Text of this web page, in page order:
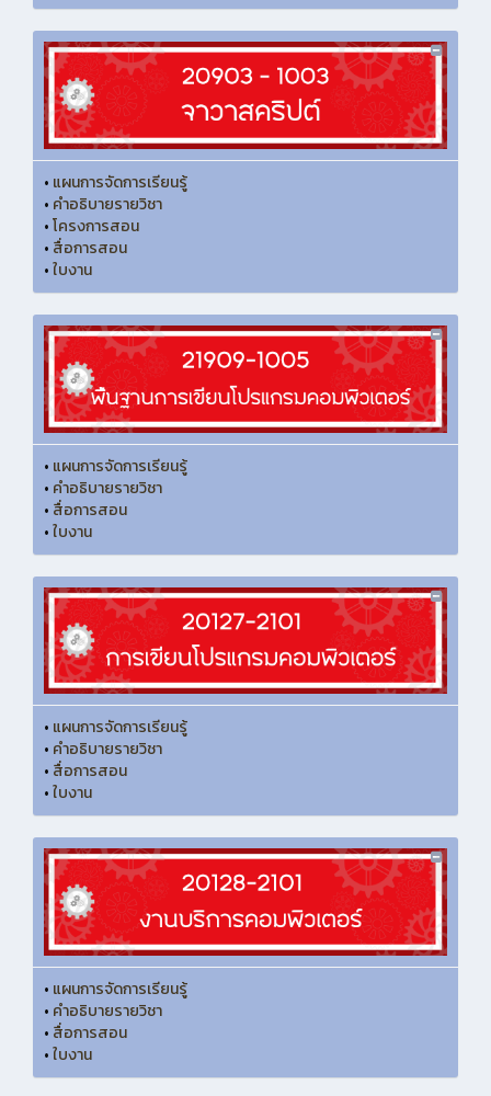
• แผนการจัดการเรียนรู้
• คำอธิบายรายวิชา
•โครงการสอน
• สื่อการสอน
•ใบงาน
• แผนการจัดการเรียนรู้
• คำอธิบายรายวิชา
• สื่อการสอน
•ใบงาน
• แผนการจัดการเรียนรู้
• คำอธิบายรายวิชา
• สื่อการสอน
•ใบงาน
• แผนการจัดการเรียนรู้
• คำอธิบายรายวิชา
• สื่อการสอน
•ใบงาน